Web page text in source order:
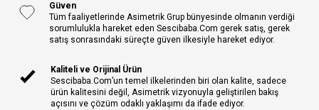
Güven
Tüm faaliyetlerinde Asimetrik Grup bünyesinde olmanın verdiği
sorumlulukla hareket eden Sescibaba.Com gerek satış, gerek
satış sonrasındaki süreçte güven ilkesiyle hareket ediyor.
Kaliteli ve Orijinal Ürün
Sescibaba.Com’un temel ilkelerinden biri olan kalite, sadece
ürün kalitesini değil, Asimetrik vizyonuyla geliştirilen bakış
açısını ve çözüm odaklı yaklaşımı da ifade ediyor.